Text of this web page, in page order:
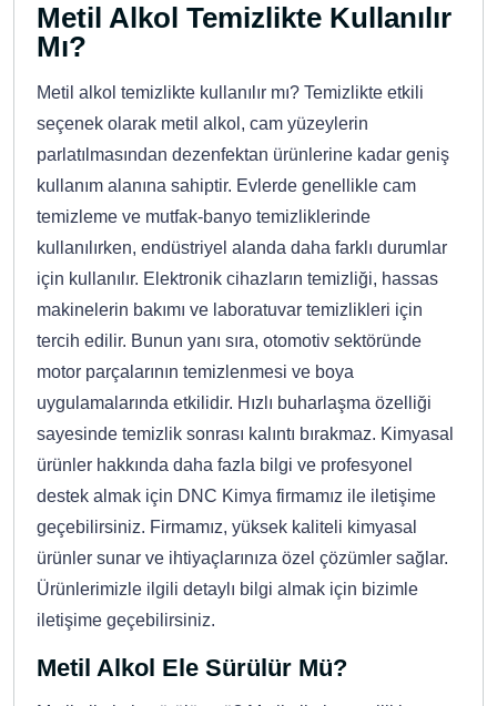
Metil Alkol Temizlikte Kullanılır
Mı?
Metil alkol temizlikte kullanılır mı? Temizlikte etkili
seçenek olarak metil alkol, cam yüzeylerin
parlatılmasından dezenfektan ürünlerine kadar geniş
kullanım alanına sahiptir. Evlerde genellikle cam
temizleme ve mutfak-banyo temizliklerinde
kullanılırken, endüstriyel alanda daha farklı durumlar
için kullanılır. Elektronik cihazların temizliği, hassas
makinelerin bakımı ve laboratuvar temizlikleri için
tercih edilir. Bunun yanı sıra, otomotiv sektöründe
motor parçalarının temizlenmesi ve boya
uygulamalarında etkilidir. Hızlı buharlaşma özelliği
sayesinde temizlik sonrası kalıntı bırakmaz. Kimyasal
ürünler hakkında daha fazla bilgi ve profesyonel
destek almak için DNC Kimya firmamız ile iletişime
geçebilirsiniz. Firmamız, yüksek kaliteli kimyasal
ürünler sunar ve ihtiyaçlarınıza özel çözümler sağlar.
Ürünlerimizle ilgili detaylı bilgi almak için bizimle
iletişime geçebilirsiniz.
Metil Alkol Ele Sürülür Mü?